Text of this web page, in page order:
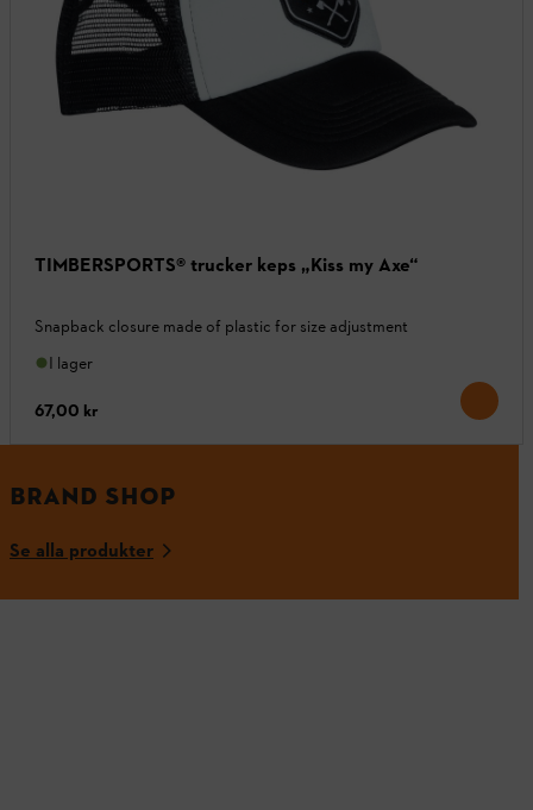
TIMBERSPORTS® trucker keps „Kiss my Axe“
Snapback closure made of plastic for size adjustment
I lager
67,00 kr
BRAND SHOP
Se alla produkter